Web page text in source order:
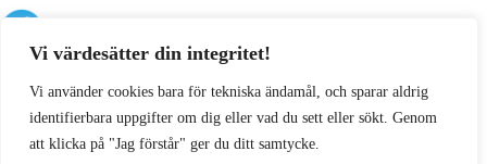
Vi värdesätter din integritet!
Vi använder cookies bara för tekniska ändamål, och sparar aldrig
identifierbara uppgifter om dig eller vad du sett eller sökt. Genom
att klicka på "Jag förstår" ger du ditt samtycke.